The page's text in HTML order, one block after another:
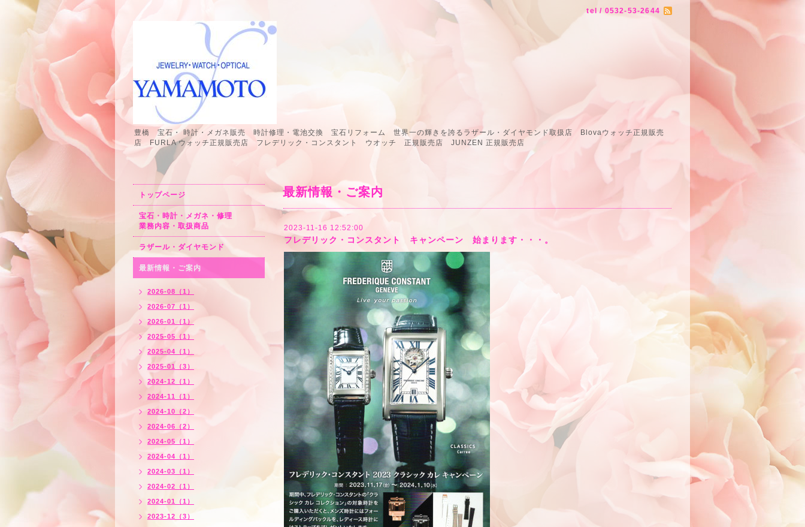
tel / 0532-53-2644
豊橋 宝石・ 時計・メガネ販売 時計修理・電池交換 宝石リフォーム 世界一の輝きを誇るラザール・ダイヤモンド取扱店 Blovaウォッチ正規販売
店 FURLA ウォッチ正規販売店 フレデリック・コンスタント ウオッチ 正規販売店 JUNZEN 正規販売店
最新情報・ご案内
2023-11-16 12:52:00
フレデリック・コンスタント キャンペーン 始まります・・・。
トップページ
宝石・時計・メガネ・修理
業務内容・取扱商品
ラザール・ダイヤモンド
最新情報・ご案内
2026-08（1）
2026-07（1）
2026-01（1）
2025-05（1）
2025-04（1）
2025-01（3）
2024-12（1）
2024-11（1）
2024-10（2）
2024-06（2）
2024-05（1）
2024-04（1）
2024-03（1）
2024-02（1）
2024-01（1）
2023-12（3）